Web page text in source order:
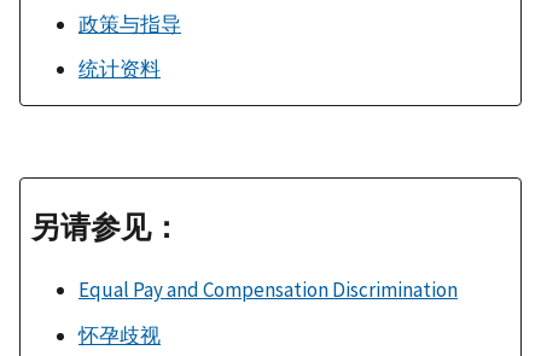
政策与指导
统计资料
另请参见：
Equal Pay and Compensation Discrimination
怀孕歧视